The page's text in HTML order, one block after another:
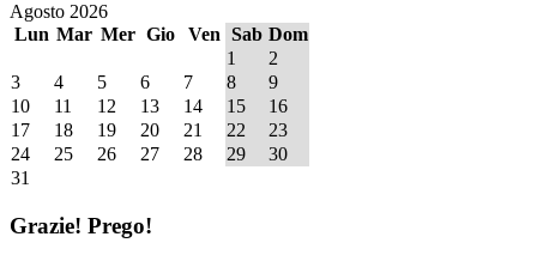
Agosto 2026
Lun Mar Mer Gio Ven Sab Dom
1
2
3
4 5 6 7 8
9
10
11 12 13 14 15
16
17
18 19 20 21 22
23
24
25 26 27 28 29
30
31
Grazie! Prego!